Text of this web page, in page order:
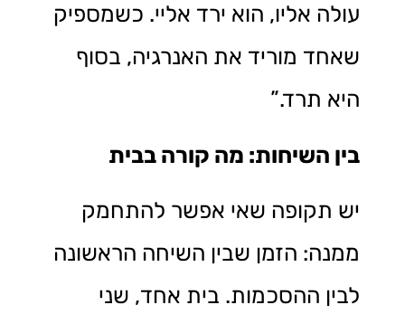
עולה אליו, הוא ירד אליי. כשמספיק
שאחד מוריד את האנרגיה, בסוף
היא תרד.”
בין השיחות: מה קורה בבית
יש תקופה שאי אפשר להתחמק
ממנה: הזמן שבין השיחה הראשונה
לבין ההסכמות. בית אחד, שני